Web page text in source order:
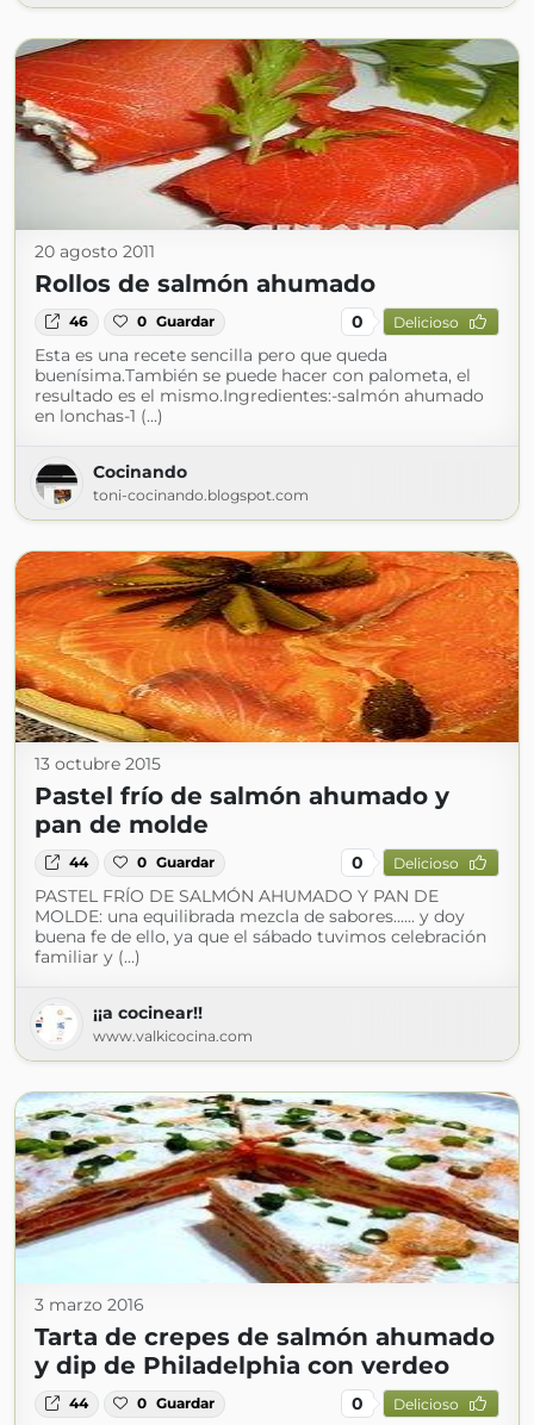
20 agosto 2011
Rollos de salmón ahumado
46 0 Guardar 0 Delicioso
Esta es una recete sencilla pero que queda
buenísima.También se puede hacer con palometa, el
resultado es el mismo.Ingredientes:-salmón ahumado
en lonchas-1 (...)
Cocinando
toni-cocinando.blogspot.com
13 octubre 2015
Pastel frío de salmón ahumado y
pan de molde
44 0 Guardar 0 Delicioso
PASTEL FRÍO DE SALMÓN AHUMADO Y PAN DE
MOLDE: una equilibrada mezcla de sabores...... y doy
buena fe de ello, ya que el sábado tuvimos celebración
familiar y (...)
¡¡a cocinear!!
www.valkicocina.com
3 marzo 2016
Tarta de crepes de salmón ahumado
y dip de Philadelphia con verdeo
44 0 Guardar 0 Delicioso